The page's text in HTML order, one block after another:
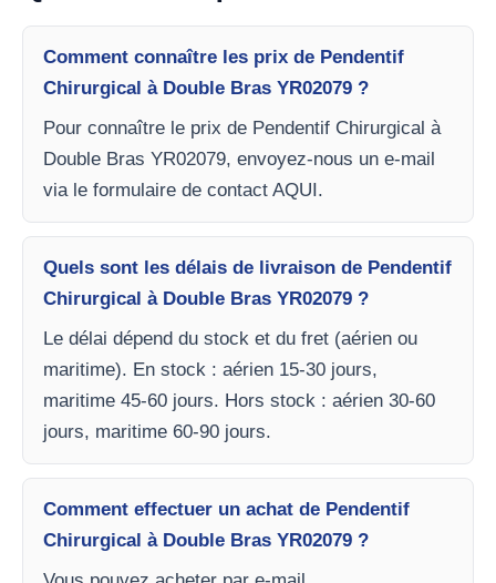
Comment connaître les prix de Pendentif
Chirurgical à Double Bras YR02079 ?
Pour connaître le prix de Pendentif Chirurgical à
Double Bras YR02079, envoyez-nous un e-mail
via le formulaire de contact AQUI.
Quels sont les délais de livraison de Pendentif
Chirurgical à Double Bras YR02079 ?
Le délai dépend du stock et du fret (aérien ou
maritime). En stock : aérien 15-30 jours,
maritime 45-60 jours. Hors stock : aérien 30-60
jours, maritime 60-90 jours.
Comment effectuer un achat de Pendentif
Chirurgical à Double Bras YR02079 ?